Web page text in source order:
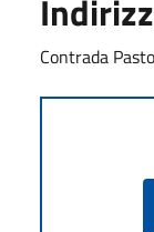
Contrada